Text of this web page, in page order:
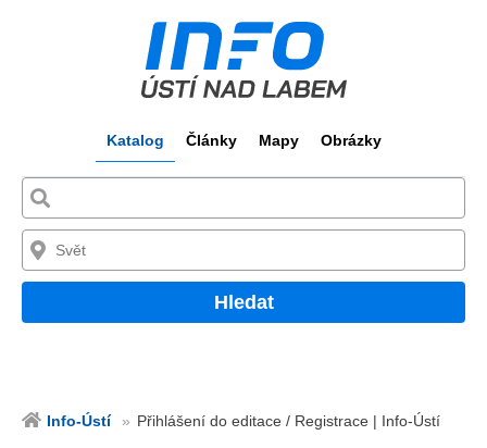
Katalog Články Mapy Obrázky
Hledat
Info-Ústí Přihlášení do editace / Registrace | Info-Ústí